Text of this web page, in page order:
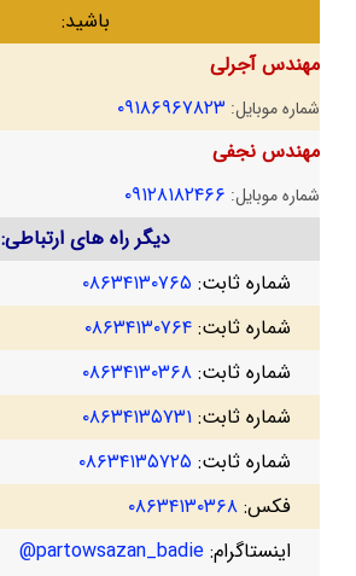
باشید:
مهندس آجرلی
شماره موبایل: ۰۹۱۸۶۹۶۷۸۲۳
مهندس نجفی
شماره موبایل: ۰۹۱۲۸۱۸۲۴۶۶
دیگر راه های ارتباطی:
شماره ثابت: ۰۸۶۳۴۱۳۰۷۶۵
شماره ثابت: ۰۸۶۳۴۱۳۰۷۶۴
شماره ثابت: ۰۸۶۳۴۱۳۰۳۶۸
شماره ثابت: ۰۸۶۳۴۱۳۵۷۳۱
شماره ثابت: ۰۸۶۳۴۱۳۵۷۲۵
فکس: ۰۸۶۳۴۱۳۰۳۶۸
اینستاگرام: partowsazan_badie@